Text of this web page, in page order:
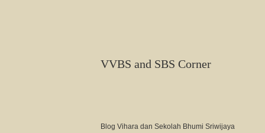
VVBS and SBS Corner
Blog Vihara dan Sekolah Bhumi Sriwijaya